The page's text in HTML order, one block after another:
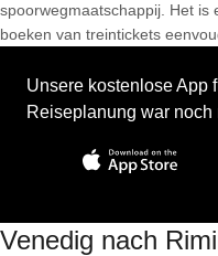
spoorwegmaatschappij. Het is
boeken van treintickets
Unsere kostenlose App
Reiseplanung war noch
Venedig nach